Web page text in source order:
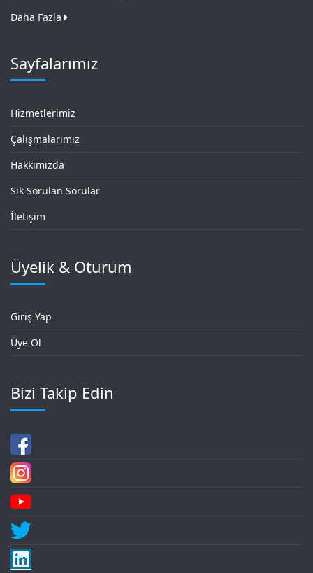
Daha Fazla
Sayfalarımız
Hizmetlerimiz
Çalışmalarımız
Hakkımızda
Sık Sorulan Sorular
İletişim
Üyelik & Oturum
Giriş Yap
Üye Ol
Bizi Takip Edin